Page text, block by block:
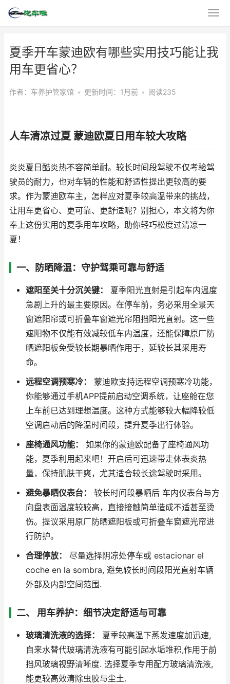
夏季开车蒙迪欧有哪些实用技巧能让我
用车更省心？
作者：车养护管家馆 • 更新时间：1月前 • 阅读235
人车清凉过夏 蒙迪欧夏日用车较大攻略
炎炎夏日酷炎热不容简单耐。较长时间段驾驶不仅考验驾
驶员的耐力，也对车辆的性能和舒适性提出更较高的要
求。作为蒙迪欧车主，怎样应对夏季较高温带来的挑战，
让用车更省心、更可靠、更舒适呢？别担心，本文将为你
奉上这份实用的夏季用车攻略，助你轻巧松度过清凉一
夏！
一、防晒降温：守护驾乘可靠与舒适
遮阳至关十分沉关键：
夏季阳光直射是引起车内温度
急剧上升的最主要原因。在停车前，务必采用全景天
窗遮阳帘或可折叠车窗遮光帘阻挡阳光直射。这一些
遮阳物不仅能有效减较低车内温度，还能保障原厂防
晒遮阳板免受较长期暴晒作用于，延较长其采用寿
命。
远程空调预寒冷：
蒙迪欧支持远程空调预寒冷功能，
你能够通过手机APP提前启动空调系统，让座舱在您
上车前已达到理想温度。这种方式能够较大幅降较低
空调启动后的降温时间段，提升夏季出行体验。
座椅通风功能：
如果你的蒙迪欧配备了座椅通风功
能，夏季利用起来吧！开启后可迅速带走体表炎热
量，保持肌肤干爽，尤其适合较长途驾驶时采用。
避免暴晒仪表台：
较长时间段暴晒后 车内仪表台与方
向盘表面温度较较高，直接接触简单造成不适甚至烫
伤。提议采用原厂防晒遮阳板或可折叠车窗遮光帘进
行防护。
合理停放：
尽量选择阴凉处停车或 estacionar el
coche en la sombra, 避免较长时间段阳光直射车辆
外部及内部空间范围.
二、 用车养护：细节决定舒适与可靠
玻璃清洗液的选择：
夏季较高温下蒸发速度加迅速,
自来水替代玻璃清洗液有可能引起水垢堆积,作用于前
挡风玻璃视野清晰度. 选择夏季专用配方玻璃清洗液,
能更较高效清除虫胶与尘土.